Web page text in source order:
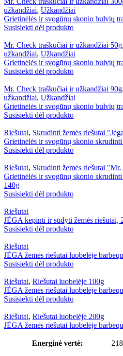
užkandžiai, Užkandžiai
Grietinėlės ir svogūnų skonio bulvių
Susisiekti dėl produkto
Mr. Check traškučiai ir užkandžiai 50g,
užkandžiai, Užkandžiai
Grietinėlės ir svogūnų skonio bulvių
Susisiekti dėl produkto
Mr. Check traškučiai ir užkandžiai 90g,
užkandžiai, Užkandžiai
Grietinėlės ir svogūnų skonio bulvių
Susisiekti dėl produkto
Riešutai, Skrudinti žemės riešutai
Grietinėlės ir svogūnų skonio skrudinti
Susisiekti dėl produkto
Riešutai, Skrudinti žemės riešutai
Grietinėlės ir svogūnų skonio
140g
Susisiekti dėl produkto
Riešutai
JĖGA kepinti ir sūdyti žemės riešutai,
Susisiekti dėl produkto
Riešutai
JĖGA žemės riešutai luobelėje
Susisiekti dėl produkto
Riešutai, Riešutai luobelėje 100g
JĖGA žemės riešutai luobelėje
Susisiekti dėl produkto
Riešutai, Riešutai luobelėje 200g
JĖGA žemės riešutai luobelėje
Energinė vertė: